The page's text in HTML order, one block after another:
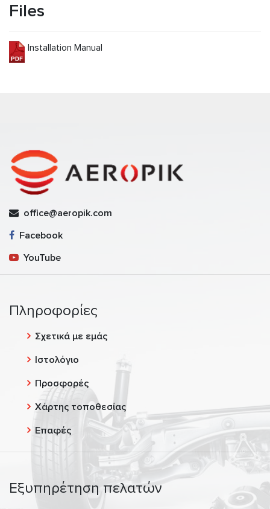
Files
Installation Manual
office@aeropik.com
Facebook
YouTube
Πληροφορίες
Σχετικά με εμάς
Ιστολόγιο
Προσφορές
Χάρτης τοποθεσίας
Επαφές
Εξυπηρέτηση πελατών